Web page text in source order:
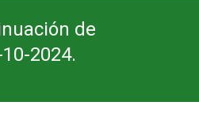
de
2024.